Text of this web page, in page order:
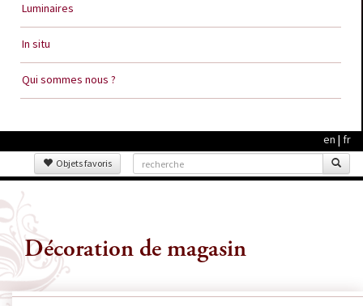
Luminaires
In situ
Qui sommes nous ?
en | fr
Objets favoris
Décoration de magasin